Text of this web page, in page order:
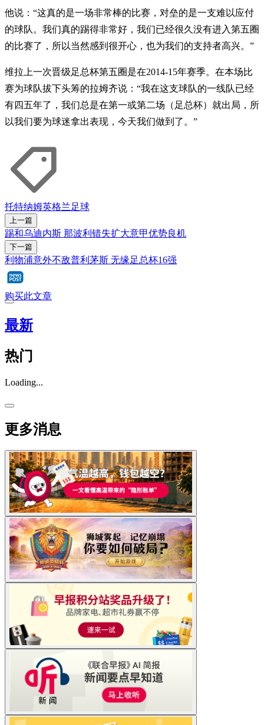
他说：“这真的是一场非常棒的比赛，对垒的是一支难以应付
的球队。我们真的踢得非常好，我们已经很久没有进入第五圈
的比赛了，所以当然感到很开心，也为我们的支持者高兴。”
维拉上一次晋级足总杯第五圈是在2014-15年赛季。在本场比
赛为球队拔下头筹的拉姆齐说：“我在这支球队的一线队已经
有四五年了，我们总是在第一或第二场（足总杯）就出局，所
以我们要为球迷拿出表现，今天我们做到了。”
托特纳姆英格兰足球
上一篇
踢和乌迪内斯 那波利错失扩大意甲优势良机
下一篇
利物浦意外不敌普利茅斯 无缘足总杯16强
购买此文章
最新
热门
Loading...
更多消息